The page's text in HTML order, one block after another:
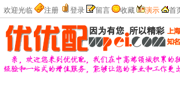
欢迎光临 注册 登录 留言 收藏 演示 首